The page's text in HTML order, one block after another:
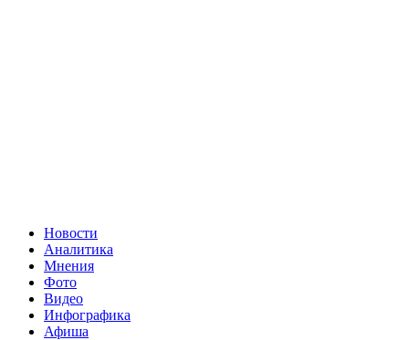
Новости
Аналитика
Мнения
Фото
Видео
Инфографика
Афиша